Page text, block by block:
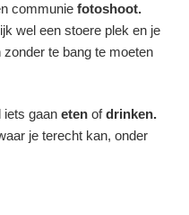
communie fotoshoot.
wel een stoere plek en je
te bang te moeten
iets gaan eten ofdrinken.
je terecht kan, onder